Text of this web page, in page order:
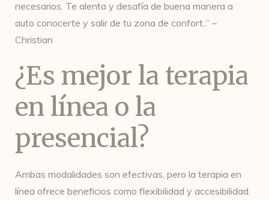
necesarios. Te alenta y desafía de buena manera a
auto conocerte y salir de tu zona de confort..” –
Christian
¿Es mejor la terapia
en línea o la
presencial?
Ambas modalidades son efectivas, pero la terapia en
línea ofrece beneficios como flexibilidad y accesibilidad.